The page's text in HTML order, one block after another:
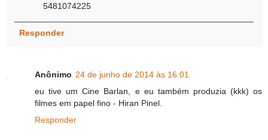
5481074225
Responder
Anônimo 24 de junho de 2014 às 16:01
eu tive um Cine Barlan, e eu também produzia (kkk) os
filmes em papel fino - Hiran Pinel.
Responder